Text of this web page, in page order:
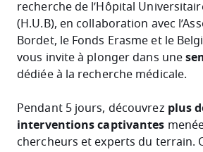
recherche de l’Hôpital
(H.U.B), en collaboration avec
Bordet, le Fonds Erasme et le
vous invite à plonger dans une
dédiée à la recherche médicale.
Pendant 5 jours, découvrez plus
interventions captivantes
chercheurs et experts du terrain.